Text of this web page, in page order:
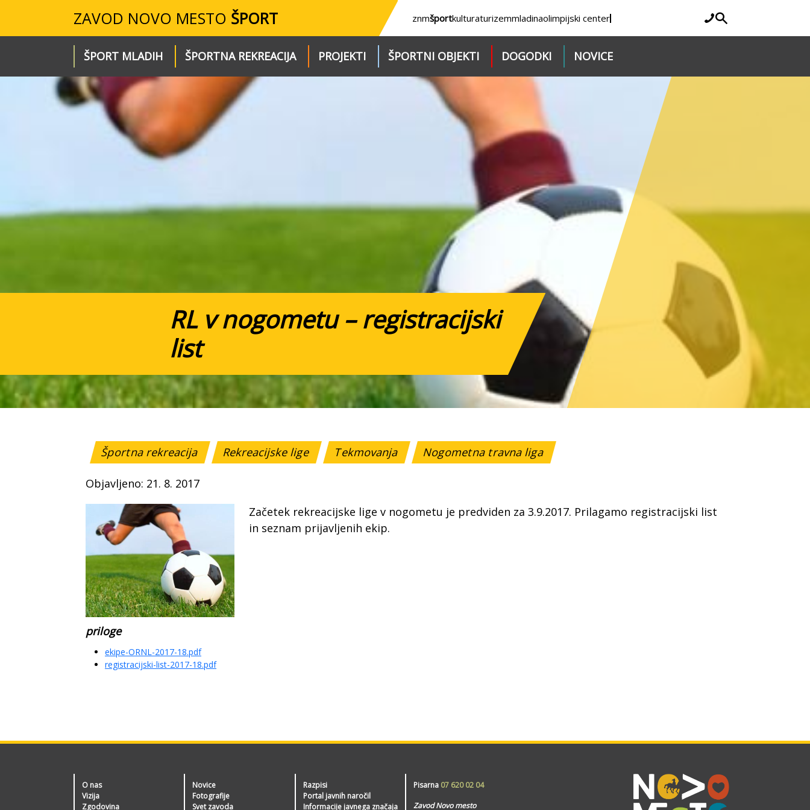
ZAVOD NOVO MESTO ŠPORT znmšportkulturaturizemmladinaolimpijski center
ŠPORT MLADIH ŠPORTNA REKREACIJA PROJEKTI ŠPORTNI OBJEKTI DOGODKI NOVICE
RL v nogometu – registracijski
list
Športna rekreacija Rekreacijske lige Tekmovanja Nogometna travna liga
Objavljeno: 21. 8. 2017
priloge
ekipe-ORNL-2017-18.pdf
registracijski-list-2017-18.pdf
Začetek rekreacijske lige v nogometu je predviden za 3.9.2017. Prilagamo registracijski list
in seznam prijavljenih ekip.
O nas
Vizija
Zgodovina
Novice
Fotografije
Svet zavoda
Razpisi
Portal javnih naročil
Informacije javnega značaja
Pisarna 07 620 02 04
Zavod Novo mesto